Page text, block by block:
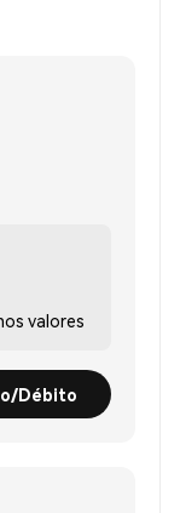
valores
Débito